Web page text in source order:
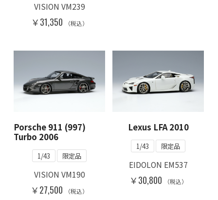
VISION VM239
￥31,350 （税込）
Porsche 911 (997)
Turbo 2006
1/43 限定品
VISION VM190
￥27,500 （税込）
Lexus LFA 2010
1/43 限定品
EIDOLON EM537
￥30,800 （税込）